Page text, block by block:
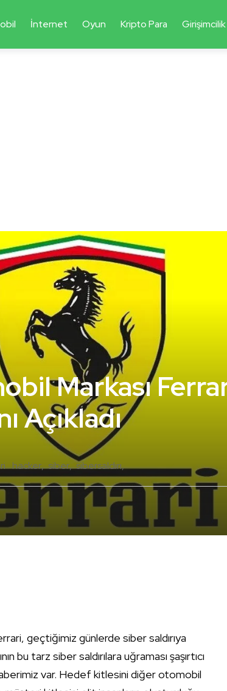
İnternet Oyun Kripto Para Girişimcilik
Markası
Açıkladı
hacker siber sibersaldırı
geçtiğimiz günlerde siber saldırıya
bu tarz siber saldırılara uğraması şaşırtıcı
var. Hedef kitlesini diğer otomobil